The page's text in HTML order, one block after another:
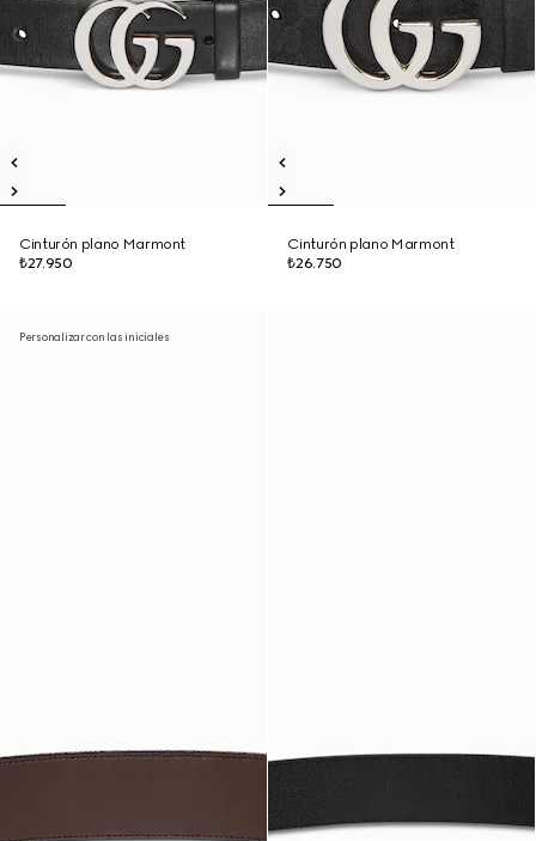
Cinturón plano Marmont
₺27.950
Cinturón plano Marmont
₺26.750
Personalizar con las iniciales